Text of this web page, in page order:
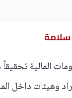
سلامة
المالية
وهيئات داخل